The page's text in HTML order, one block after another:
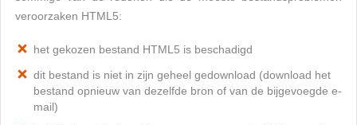
veroorzaken HTML5:
het gekozen bestand HTML5 is beschadigd
dit bestand is niet in zijn geheel gedownload (download het
bestand opnieuw van dezelfde bron of van de bijgevoegde e-
mail)